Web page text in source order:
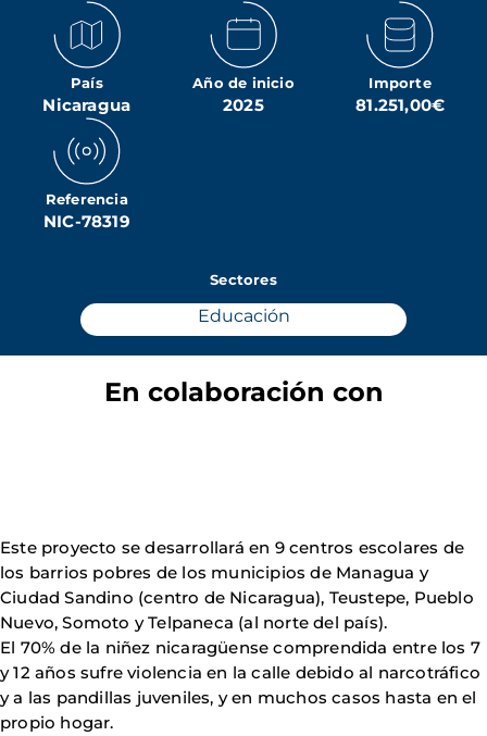
País
Nicaragua
Año de inicio
2025
Importe
81.251,00€
Referencia
NIC-78319
Sectores
Educación
En colaboración con
Este proyecto se desarrollará en 9 centros escolares de
los barrios pobres de los municipios de Managua y
Ciudad Sandino (centro de Nicaragua), Teustepe, Pueblo
Nuevo, Somoto y Telpaneca (al norte del país).
El 70% de la niñez nicaragüense comprendida entre los 7
y 12 años sufre violencia en la calle debido al narcotráfico
y a las pandillas juveniles, y en muchos casos hasta en el
propio hogar.